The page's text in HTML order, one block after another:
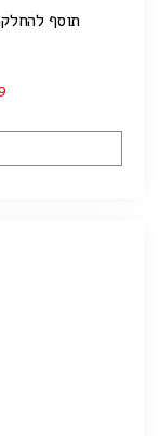
תוסף להחלקה